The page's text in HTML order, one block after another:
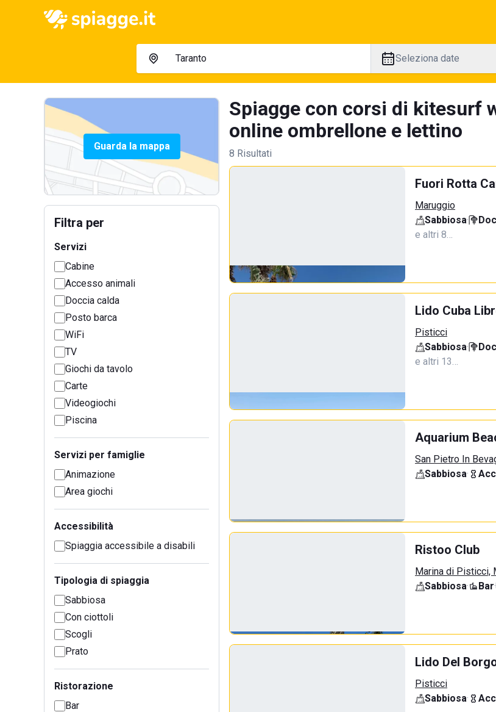
Seleziona date
Guarda la mappa
Filtra per
Servizi
Cabine
Accesso animali
Doccia calda
Posto barca
WiFi
TV
Giochi da tavolo
Carte
Videogiochi
Piscina
Servizi per famiglie
Animazione
Area giochi
Accessibilità
Spiaggia accessibile a disabili
Tipologia di spiaggia
Sabbiosa
Con ciottoli
Scogli
Prato
Ristorazione
Bar
Spiagge con corsi di kitesurf
online ombrellone e lettino
8 Risultati
Fuori Rotta
Maruggio
Sabbiosa·
e altri 8…
Lido Cuba
Pisticci
Sabbiosa·
e altri 13…
Aquarium
San Pietro In
Sabbiosa·
Ristoo Club
Marina di Pisticci,
Sabbiosa· Bar·
Lido Del
Pisticci
Sabbiosa·